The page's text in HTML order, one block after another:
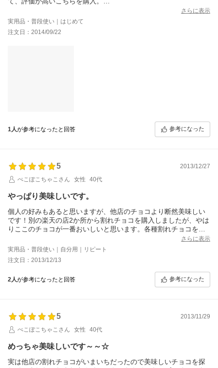
美味しい！
甘さ控えめですが苦味はないタイプ。甘いチョコレートが嫌いな
人はこちらのチョコレートと珈琲ブラックで飲んでみて！って感
またリピートします！
さらに表示
実用品・普段使い｜はじめて
注文日：2014/09/22
1人が参考になったと回答 参考になった
5
2013/12/27
ぺこぽこちゃこさん
女性 40代
やっぱり美味しいです。
個人の好みもあると思いますが、他店のチョコより断然美味しい
です！別の楽天の店2か所から割れチョコを購入しましたが、やは
りここのチョコが一番おいしいと思います。各種割れチョコを種
類ごとに別々での販売もしてほしいですね。ワッフルチョコが好
きなので(^o^)丿少々他店より割高かもしれませんが「量より質」
という方はおススメです！！
さらに表示
実用品・普段使い｜自分用｜リピート
注文日：2013/12/13
2人が参考になったと回答 参考になった
5
2013/11/29
ぺこぽこちゃこさん
女性 40代
めっちゃ美味しいです～～☆
実は他店の割れチョコがいまいちだったので美味しいチョコを探